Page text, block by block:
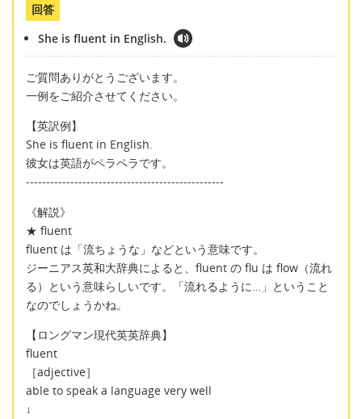
回答
She is fluent in English.
ご質問ありがとうございます。
一例をご紹介させてください。
【英訳例】
She is fluent in English.
彼女は英語がペラペラです。
-------------------------------------------------
《解説》
★ fluent
fluent は「流ちょうな」などという意味です。
ジーニアス英和大辞典によると、fluent の flu は flow（流れ
る）という意味らしいです。「流れるように…」ということ
なのでしょうかね。
【ロングマン現代英英辞典】
fluent
［adjective］
able to speak a language very well
↓